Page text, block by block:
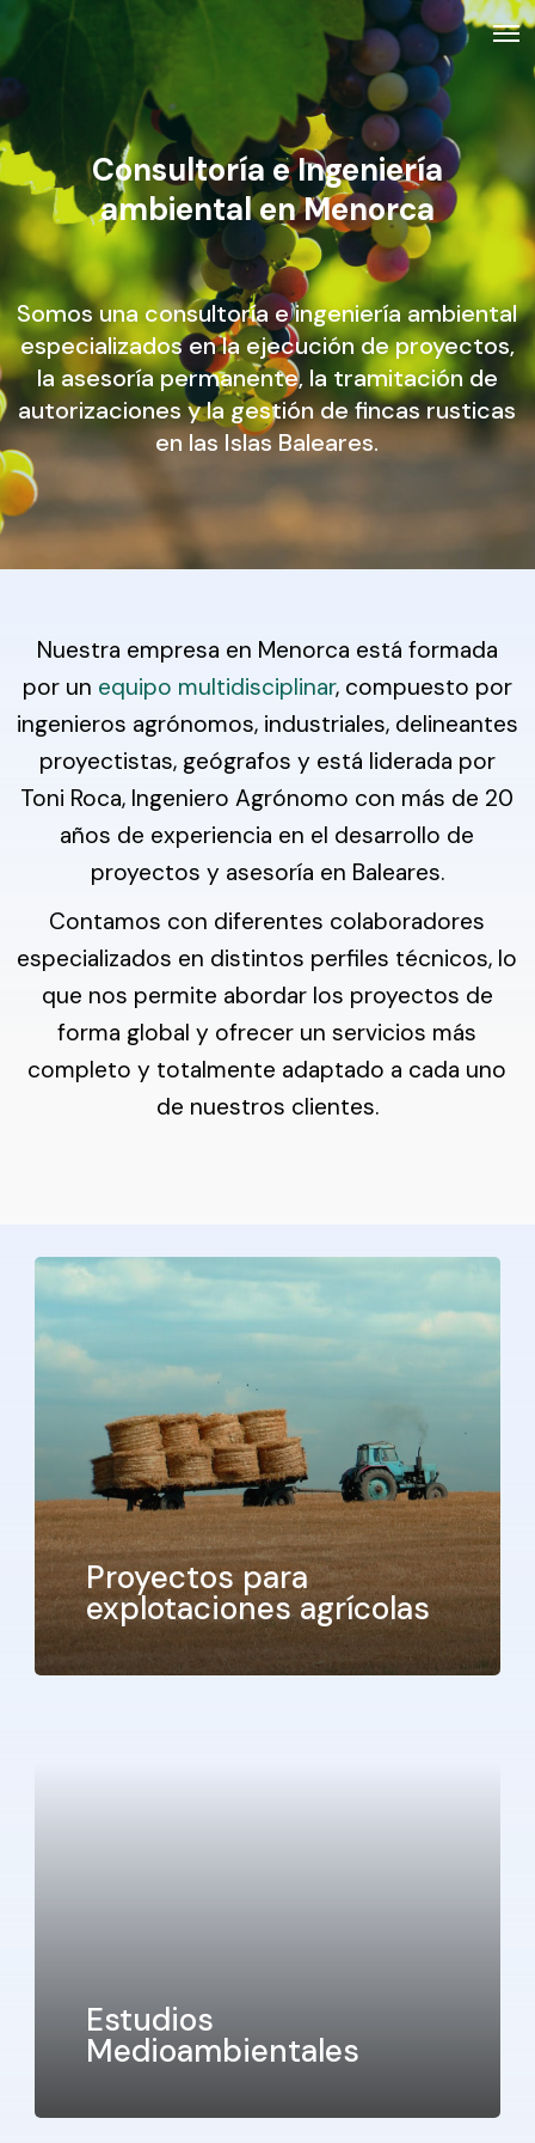
Skip
to
content
Consultoría e Ingeniería
ambiental en Menorca
Somos una consultoría e ingeniería ambiental
especializados en la ejecución de proyectos,
la asesoría permanente, la tramitación de
autorizaciones y la gestión de fincas rusticas
en las Islas Baleares.
Nuestra empresa en Menorca está formada
por un equipo multidisciplinar, compuesto por
ingenieros agrónomos, industriales, delineantes
proyectistas, geógrafos y está liderada por
Toni Roca, Ingeniero Agrónomo con más de 20
años de experiencia en el desarrollo de
proyectos y asesoría en Baleares.
Contamos con diferentes colaboradores
especializados en distintos perfiles técnicos, lo
que nos permite abordar los proyectos de
forma global y ofrecer un servicios más
completo y totalmente adaptado a cada uno
de nuestros clientes.
Proyectos para
explotaciones agrícolas
Estudios
Medioambientales